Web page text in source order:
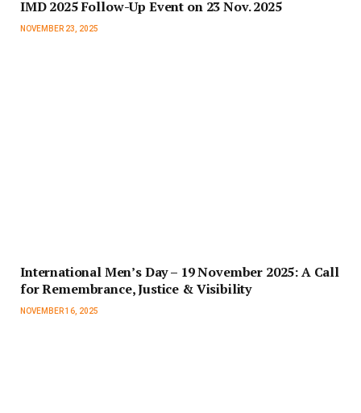
IMD 2025 Follow-Up Event on 23 Nov. 2025
NOVEMBER 23, 2025
International Men’s Day – 19 November 2025: A Call
for Remembrance, Justice & Visibility
NOVEMBER 16, 2025